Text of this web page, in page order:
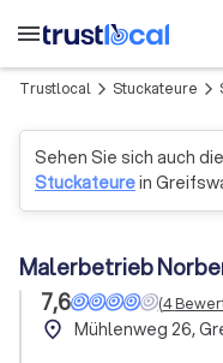
menu
Trustlocal arrow_forward_ios Stuckateure arrow_forward_ios
Sehen Sie sich auch die
Stuckateurein
Malerbetrieb
7,6
(4
place Mühlenweg 26,